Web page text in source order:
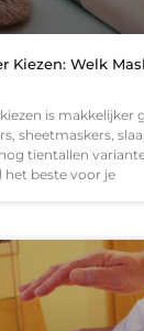
Kiezen: Welk
is makkelijker
sheetmaskers,
tientallen
het beste voor je